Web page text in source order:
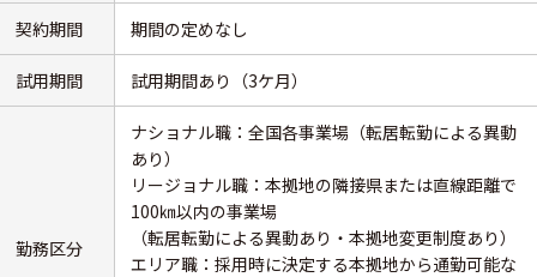
契約期間 期間の定めなし
試用期間 試用期間あり（3ケ月）
勤務区分
ナショナル職：全国各事業場（転居転勤による異動
あり）
リージョナル職：本拠地の隣接県または直線距離で
100㎞以内の事業場
（転居転勤による異動あり・本拠地変更制度あり）
エリア職：採用時に決定する本拠地から通勤可能な